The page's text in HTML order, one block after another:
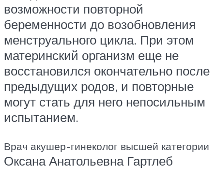
возможности повторной
беременности до возобновления
менструального цикла. При этом
материнский организм еще не
восстановился окончательно после
предыдущих родов, и повторные
могут стать для него непосильным
испытанием.
Врач акушер-гинеколог высшей категории
Оксана Анатольевна Гартлеб